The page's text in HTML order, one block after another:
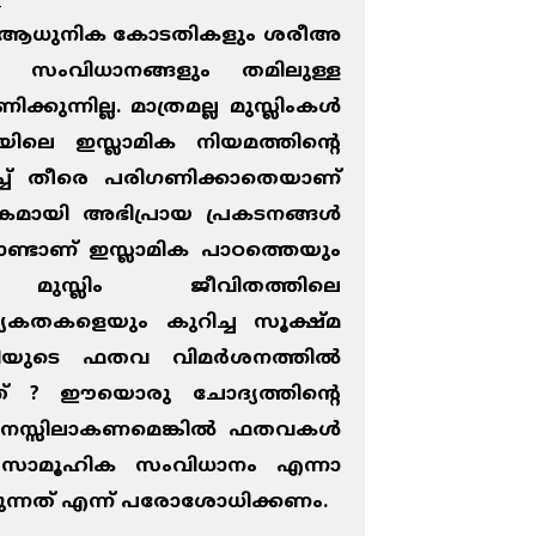
കോടതികളും ശരീഅ
തമിലുള്ള
മാത്രമല്ല മുസ്ലിംകള്‍
ഇസ്ലാമിക നിയമത്തിന്റെ
തീരെ പരിഗണിക്കാതെയാണ്
അഭിപ്രായ പ്രകടനങ്ങള്‍
ഇസ്ലാമിക പാഠത്തെയും
മുസ്ലിം ജീവിതത്തിലെ
കുറിച്ച സൂക്ഷ്മ
ഫതവ വിമര്‍ശനത്തില്‍
? ഈയൊരു ചോദ്യത്തിന്റെ
ഫതവകള്‍
സംവിധാനം എന്നാ
എന്ന് പരോശോധിക്കണം.